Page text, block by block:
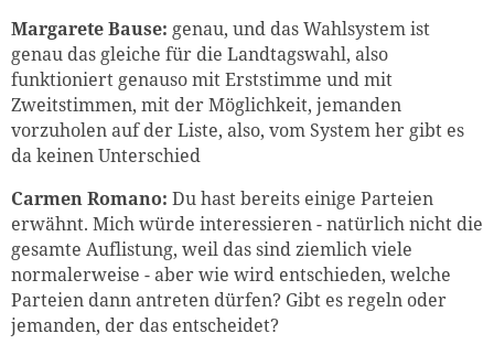
Margarete Bause: genau, und das Wahlsystem ist
genau das gleiche für die Landtagswahl, also
funktioniert genauso mit Erststimme und mit
Zweitstimmen, mit der Möglichkeit, jemanden
vorzuholen auf der Liste, also, vom System her gibt es
da keinen Unterschied
Carmen Romano: Du hast bereits einige Parteien
erwähnt. Mich würde interessieren - natürlich nicht die
gesamte Auflistung, weil das sind ziemlich viele
normalerweise - aber wie wird entschieden, welche
Parteien dann antreten dürfen? Gibt es regeln oder
jemanden, der das entscheidet?